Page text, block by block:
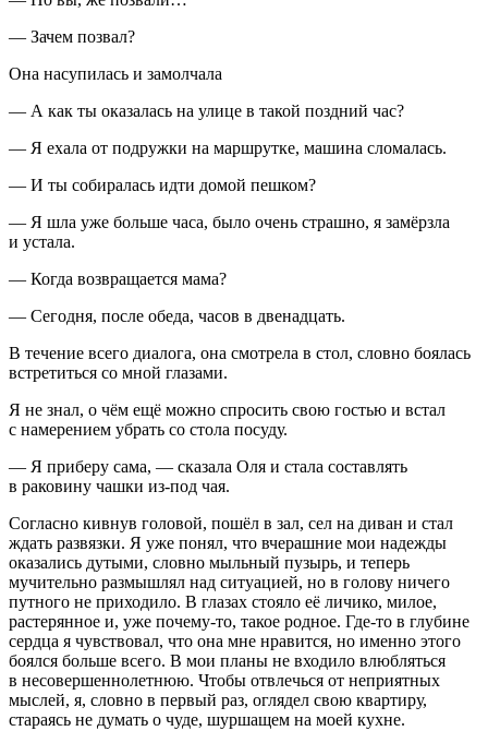
— Зачем позвал?
Она насупилась и замолчала
— А как ты оказалась на улице в такой поздний час?
— Я ехала от подружки на маршрутке, машина сломалась.
— И ты собиралась идти домой пешком?
— Я шла уже больше часа, было очень страшно, я замёрзла
и устала.
— Когда возвращается мама?
— Сегодня, после обеда, часов в двенадцать.
В течение всего диалога, она смотрела в стол, словно боялась
встретиться со мной глазами.
Я не знал, о чём ещё можно спросить свою гостью и встал
с намерением убрать со стола посуду.
— Я приберу сама, — сказала Оля и стала составлять
в раковину чашки из-под чая.
Согласно кивнув головой, пошёл в зал, сел на диван и стал
ждать развязки. Я уже понял, что вчерашние мои надежды
оказались дутыми, словно мыльный пузырь, и теперь
мучительно размышлял над ситуацией, но в голову ничего
путного не приходило. В глазах стояло её личико, милое,
растерянное и, уже почему-то, такое родное. Где-то в глубине
сердца я чувствовал, что она мне нравится, но именно этого
боялся больше всего. В мои планы не входило влюбляться
в несовершеннолетнюю. Чтобы отвлечься от неприятных
мыслей, я, словно в первый раз, оглядел свою квартиру,
стараясь не думать о чуде, шуршащем на моей кухне.